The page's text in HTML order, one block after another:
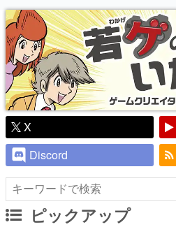
り】
X
Discord
ピックアップ